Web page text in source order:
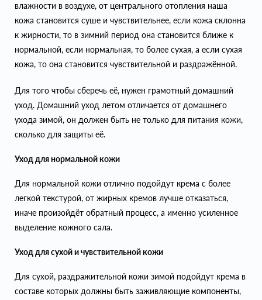
влажности в воздухе, от центрального отопления наша
кожа становится суше и чувствительнее, если кожа склонна
к жирности, то в зимний период она становится ближе к
нормальной, если нормальная, то более сухая, а если сухая
кожа, то она становится чувствительной и раздражённой.
Для того чтобы сберечь её, нужен грамотный домашний
уход. Домашний уход летом отличается от домашнего
ухода зимой, он должен быть не только для питания кожи,
сколько для защиты её.
Уход для нормальной кожи
Для нормальной кожи отлично подойдут крема с более
легкой текстурой, от жирных кремов лучше отказаться,
иначе произойдёт обратный процесс, а именно усиленное
выделение кожного сала.
Уход для сухой и чувствительной кожи
Для сухой, раздражительной кожи зимой подойдут крема в
составе которых должны быть заживляющие компоненты,